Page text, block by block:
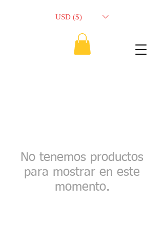
USD ($)
No tenemos productos
para mostrar en este
momento.